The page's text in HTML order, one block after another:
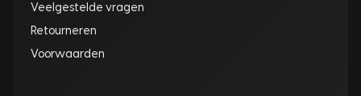
Veelgestelde vragen
Retourneren
Voorwaarden